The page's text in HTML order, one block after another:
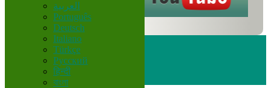
العربية
Português
Deutsch
Italiano
Türkçe
Русский
हिन्दी
বাংলা